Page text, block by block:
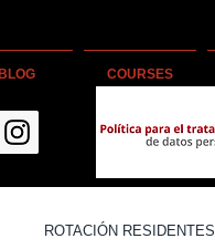
BLOG COURSES
ROTACIÓN RESIDENTES